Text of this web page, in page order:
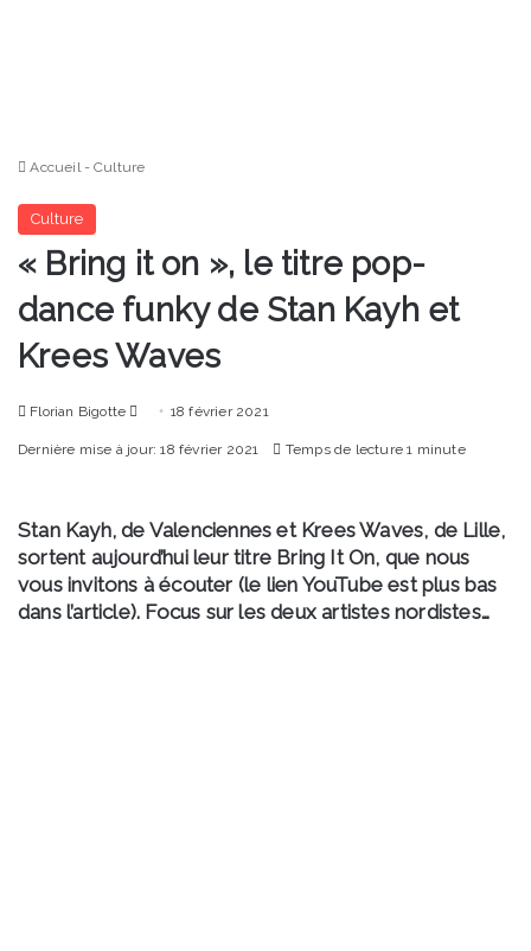
Accueil - Culture
Culture
« Bring it on », le titre pop-
dance funky de Stan Kayh et
Krees Waves
Florian Bigotte
Envoyer18 février 2021
Dernière mise à jour: 18 février 2021 Temps de lecture 1 minute
Stan Kayh, de Valenciennes et Krees Waves, de Lille,
sortent aujourd’hui leur titre Bring It On, que nous
vous invitons à écouter (le lien YouTube est plus bas
dans l’article). Focus sur les deux artistes nordistes…